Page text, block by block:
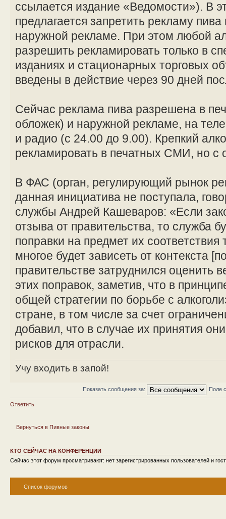
ссылается издание «Ведомости»). В
предлагается запретить рекламу
наружной рекламе. При этом любой
разрешить рекламировать только в
изданиях и стационарных торговых
введены в действие через 90 дней
Сейчас реклама пива разрешена в
обложек) и наружной рекламе, на
и радио (с 24.00 до 9.00). Крепкий
рекламировать в печатных СМИ, но с
В ФАС (орган, регулирующий рынок
данная инициатива не поступала,
службы Андрей Кашеваров: «Если
отзыва от правительства, то служба
поправки на предмет их
многое будет зависеть от контекста
правительстве затруднился оценить
этих поправок, заметив, что в
общей стратегии по борьбе с
стране, в том числе за счет
добавил, что в случае их принятия
рисков для отрасли.
Учу входить в запой!
Показать сообщения за: Поле
Ответить
Вернуться в Пивные законы
КТО СЕЙЧАС НА КОНФЕРЕНЦИИ
Сейчас этот форум просматривают: нет зарегистрированных пользователей и
Список форумов